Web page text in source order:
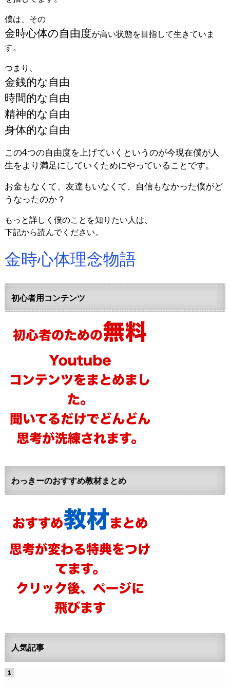
僕は、その
金時心体の自由度が高い状態を目指して生きていま
す。
つまり、
金銭的な自由
時間的な自由
精神的な自由
身体的な自由
この4つの自由度を上げていくというのが今現在僕が人
生をより満足にしていくためにやっていることです。
お金もなくて、友達もいなくて、自信もなかった僕がど
うなったのか？
もっと詳しく僕のことを知りたい人は、
下記から読んでください。
金時心体理念物語
初心者用コンテンツ
わっきーのおすすめ教材まとめ
人気記事